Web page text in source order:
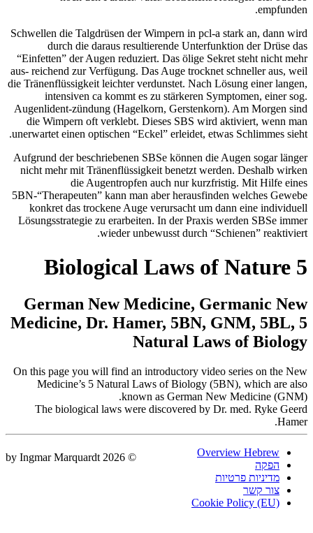
Schwellen die
durch die
“Einfetten” der
aus- reichend zur
die Tränenflüssigkeit
intensiven ca
Augenlident-
die Wimpern oft
unerwartet einen
Aufgrund der
nicht mehr mit
die
5BN-“Therapeuten”
konkret das
Lösungsstrategie zu
German
Medicine,
On this page you
Medicine’s 5
The biological